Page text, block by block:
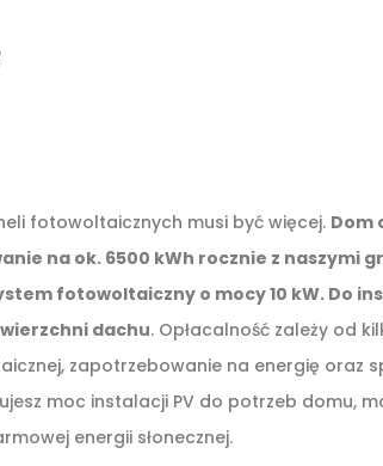
fotowoltaicznych musi być więcej. Dom
na ok. 6500 kWh rocznie z naszymi
fotowoltaiczny o mocy 10 kW. Do
dachu. Opłacalność zależy od
zapotrzebowanie na energię oraz
moc instalacji PV do potrzeb domu,
energii słonecznej.